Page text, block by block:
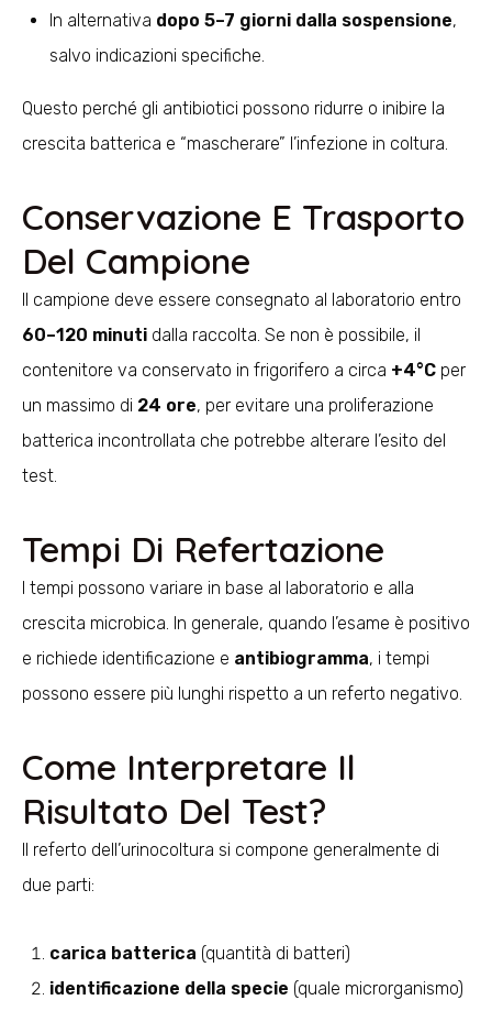
In alternativa dopo 5–7 giorni dalla sospensione,
salvo indicazioni specifiche.
Questo perché gli antibiotici possono ridurre o inibire la
crescita batterica e “mascherare” l’infezione in coltura.
Conservazione E Trasporto
Del Campione
Il campione deve essere consegnato al laboratorio entro
60–120 minuti dalla raccolta. Se non è possibile, il
contenitore va conservato in frigorifero a circa +4°C per
un massimo di 24 ore, per evitare una proliferazione
batterica incontrollata che potrebbe alterare l’esito del
test.
Tempi Di Refertazione
I tempi possono variare in base al laboratorio e alla
crescita microbica. In generale, quando l’esame è positivo
e richiede identificazione e antibiogramma, i tempi
possono essere più lunghi rispetto a un referto negativo.
Come Interpretare Il
Risultato Del Test?
Il referto dell’urinocoltura si compone generalmente di
due parti:
carica batterica (quantità di batteri)
identificazione della specie (quale microrganismo)